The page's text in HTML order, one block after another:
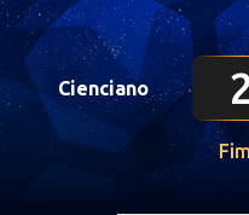
Navigation
Cienciano